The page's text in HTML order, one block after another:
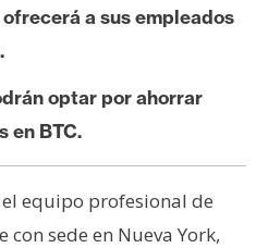
a sus empleados
optar por ahorrar
en BTC.
el equipo profesional de
sede en Nueva York,